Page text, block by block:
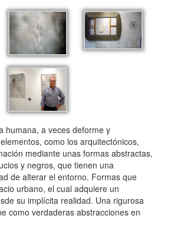
humana, a veces deforme y
como los arquitectónicos,
mediante unas formas abstractas,
y negros, que tienen una
de alterar el entorno. Formas que
urbano, el cual adquiere un
su implícita realidad. Una rigurosa
como verdaderas abstracciones en